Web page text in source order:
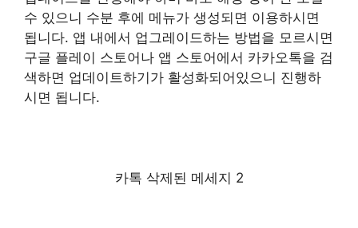
수 있으니 수분 후에 메뉴가 생성되면 이용하시면
됩니다. 앱 내에서 업그레이드하는 방법을 모르시면
구글 플레이 스토어나 앱 스토어에서 카카오톡을 검
색하면 업데이트하기가 활성화되어있으니 진행하
시면 됩니다.
카톡 삭제된 메세지 2